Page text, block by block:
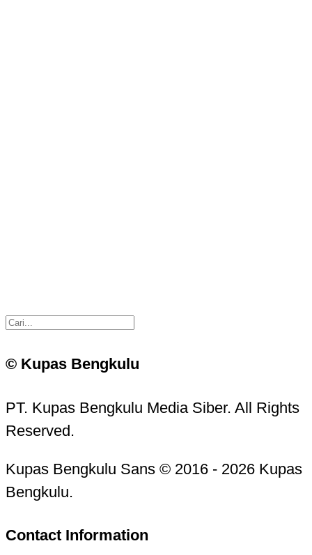
© Kupas Bengkulu
PT. Kupas Bengkulu Media Siber. All Rights
Reserved.
Kupas Bengkulu Sans © 2016 - 2026 Kupas
Bengkulu.
Contact Information